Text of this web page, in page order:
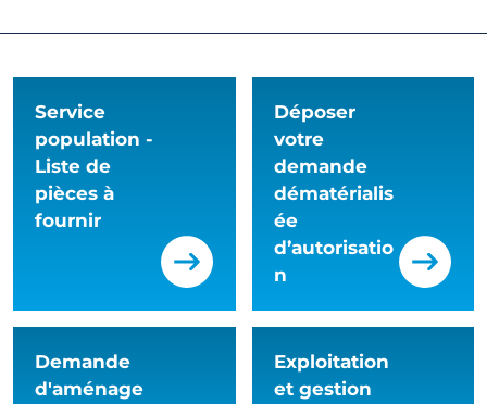
Service
population -
Liste de
pièces à
fournir
Déposer
votre
demande
dématérialis
ée
d’autorisatio
n
Demande
d'aménage
Exploitation
et gestion